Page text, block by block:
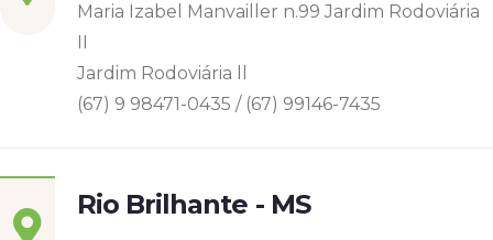
Maria Izabel Manvailler n.99 Jardim Rodoviária
II
Jardim Rodoviária ll
(67) 9 98471-0435 / (67) 99146-7435
Rio Brilhante - MS